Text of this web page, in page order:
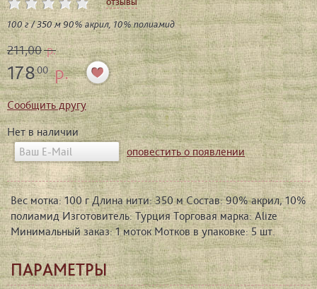
100 г / 350 м 90% акрил, 10% полиамид
211,00р.
17800р.
Сообщить другу
Нет в наличии
оповестить о появлении
Вес мотка: 100 г Длина нити: 350 м Состав: 90% акрил, 10%
полиамид Изготовитель: Турция Торговая марка: Alize
Минимальный заказ: 1 моток Мотков в упаковке: 5 шт.
ПАРАМЕТРЫ